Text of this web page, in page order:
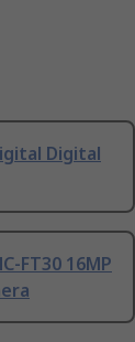
Digital
FT30 16MP